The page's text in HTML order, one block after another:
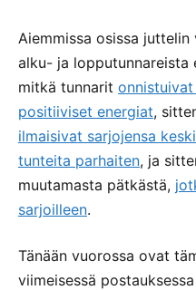
Aiemmissa osissa
alku- ja lopputunnareista
mitkä tunnarit
positiiviset energiat,
ilmaisivat sarjojensa
tunteita parhaiten, ja
muutamasta pätkästä,
sarjoilleen.
Tänään vuorossa ovat
viimeisessä